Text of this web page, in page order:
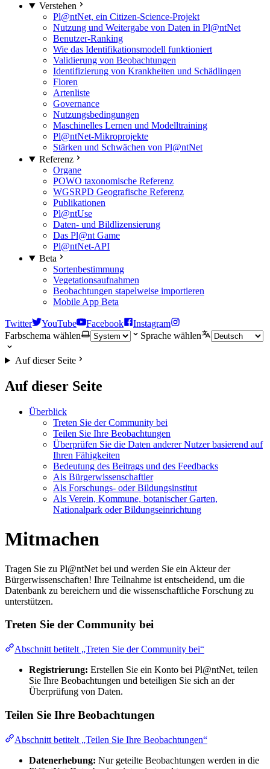
Verstehen
Pl@ntNet, ein Citizen-Science-Projekt
Nutzung und Weitergabe von Daten in Pl@ntNet
Benutzer-Ranking
Wie das Identifikationsmodell funktioniert
Validierung von Beobachtungen
Identifizierung von Krankheiten und Schädlingen
Floren
Artenliste
Governance
Nutzungsbedingungen
Maschinelles Lernen und Modelltraining
Pl@ntNet-Mikroprojekte
Stärken und Schwächen von Pl@ntNet
Referenz
Organe
POWO taxonomische Referenz
WGSRPD Geografische Referenz
Publikationen
Pl@ntUse
Daten- und Bildlizensierung
Das Pl@nt Game
Pl@ntNet-API
Beta
Sortenbestimmung
Vegetationsaufnahmen
Beobachtungen stapelweise importieren
Mobile App Beta
Twitter YouTube Facebook
Instagram
Farbschema wählen
Sprache wählen
Auf dieser Seite
Auf dieser Seite
Überblick
Treten Sie der Community bei
Teilen Sie Ihre Beobachtungen
Überprüfen Sie die Daten anderer Nutzer basierend auf
Ihren Fähigkeiten
Bedeutung des Beitrags und des Feedbacks
Als Bürgerwissenschaftler
Als Forschungs- oder Bildungsinstitut
Als Verein, Kommune, botanischer Garten,
Nationalpark oder Bildungseinrichtung
Mitmachen
Tragen Sie zu Pl@ntNet bei und werden Sie ein Akteur der
Bürgerwissenschaften! Ihre Teilnahme ist entscheidend, um die
Datenbank zu bereichern und die wissenschaftliche Forschung zu
unterstützen.
Treten Sie der Community bei
Abschnitt betitelt „Treten Sie der Community bei“
Registrierung: Erstellen Sie ein Konto bei Pl@ntNet, teilen
Sie Ihre Beobachtungen und beteiligen Sie sich an der
Überprüfung von Daten.
Teilen Sie Ihre Beobachtungen
Abschnitt betitelt „Teilen Sie Ihre Beobachtungen“
Datenerhebung: Nur geteilte Beobachtungen werden in die